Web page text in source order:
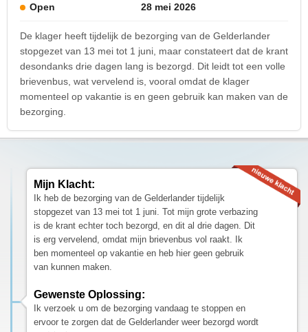
Open 28 mei 2026
De klager heeft tijdelijk de bezorging van de Gelderlander
stopgezet van 13 mei tot 1 juni, maar constateert dat de krant
desondanks drie dagen lang is bezorgd. Dit leidt tot een volle
brievenbus, wat vervelend is, vooral omdat de klager
momenteel op vakantie is en geen gebruik kan maken van de
bezorging.
Mijn Klacht:
Ik heb de bezorging van de Gelderlander tijdelijk
stopgezet van 13 mei tot 1 juni. Tot mijn grote verbazing
is de krant echter toch bezorgd, en dit al drie dagen. Dit
is erg vervelend, omdat mijn brievenbus vol raakt. Ik
ben momenteel op vakantie en heb hier geen gebruik
van kunnen maken.
Gewenste Oplossing:
Ik verzoek u om de bezorging vandaag te stoppen en
ervoor te zorgen dat de Gelderlander weer bezorgd wordt